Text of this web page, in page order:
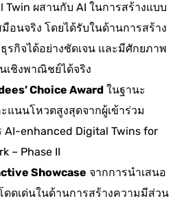
Twin ผสานกับ AI ในการสร้างแบบ
มือนจริง โดยได้รับในด้านการสร้าง
รกิจได้อย่างชัดเจน และมีศักยภาพ
เชิงพาณิชย์ได้จริง
Choice Award ในฐานะ
แนนโหวตสูงสุดจากผู้เข้าร่วม
AI-enhanced Digital Twins for
– Phase II
Showcase จากการนำเสนอ
ดดเด่นในด้านการสร้างความมีส่วน